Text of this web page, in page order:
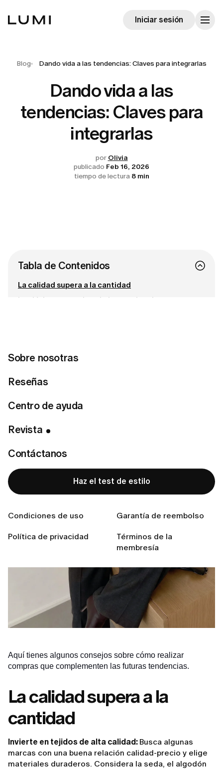
Sobre nosotras
Reseñas
Centro de ayuda
Revista
Contáctanos
Haz el test de estilo
Condiciones de uso Garantía de reembolso
Política de privacidad
Términos de la
membresía
Iniciar sesión
Blog Dando vida a las tendencias: Claves para integrarlas
Dando vida a las
tendencias: Claves para
integrarlas
por Olivia
publicado Feb 16, 2026
tiempo de lectura 8 min
Aquí tienes algunos consejos sobre cómo realizar
compras que complementen las futuras tendencias.
La calidad supera a la
cantidad
Invierte en tejidos de alta calidad: Busca algunas
marcas con una buena relación calidad-precio y elige
materiales duraderos. Considera la seda, el algodón
Tabla de Contenidos
La calidad supera a la cantidad
Lo clásico por encima de las tendencias